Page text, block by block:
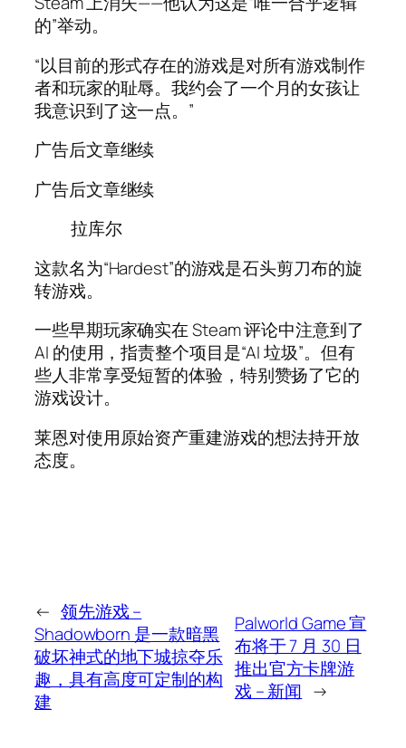
的”举动。
“以目前的形式存在的游戏是对所有游戏制作
者和玩家的耻辱。我约会了一个月的女孩让
我意识到了这一点。”
广告后文章继续
广告后文章继续
拉库尔
这款名为“Hardest”的游戏是石头剪刀布的旋
转游戏。
一些早期玩家确实在 Steam 评论中注意到了
AI 的使用，指责整个项目是“AI 垃圾”。但有
些人非常享受短暂的体验，特别赞扬了它的
游戏设计。
莱恩对使用原始资产重建游戏的想法持开放
态度。
← 领先游戏 –
Shadowborn 是一款暗黑
破坏神式的地下城掠夺乐
趣，具有高度可定制的构
建
Palworld Game 宣
布将于 7 月 30 日
推出官方卡牌游
戏 – 新闻 →